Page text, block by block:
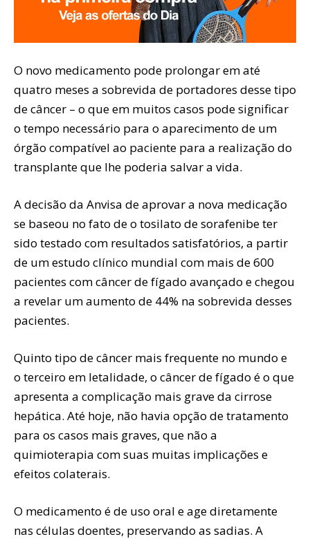
O novo medicamento pode prolongar em até
quatro meses a sobrevida de portadores desse tipo
de câncer – o que em muitos casos pode significar
o tempo necessário para o aparecimento de um
órgão compatível ao paciente para a realização do
transplante que lhe poderia salvar a vida.
A decisão da Anvisa de aprovar a nova medicação
se baseou no fato de o tosilato de sorafenibe ter
sido testado com resultados satisfatórios, a partir
de um estudo clínico mundial com mais de 600
pacientes com câncer de fígado avançado e chegou
a revelar um aumento de 44% na sobrevida desses
pacientes.
Quinto tipo de câncer mais frequente no mundo e
o terceiro em letalidade, o câncer de fígado é o que
apresenta a complicação mais grave da cirrose
hepática. Até hoje, não havia opção de tratamento
para os casos mais graves, que não a
quimioterapia com suas muitas implicações e
efeitos colaterais.
O medicamento é de uso oral e age diretamente
nas células doentes, preservando as sadias. A